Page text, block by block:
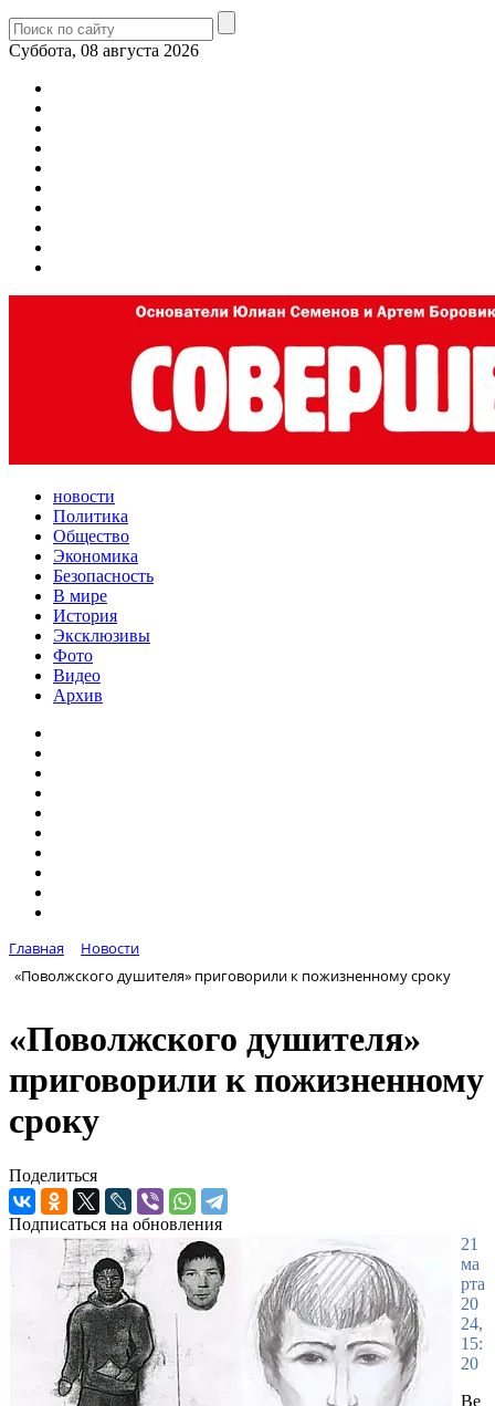
Суббота, 08 августа 2026
новости
Политика
Общество
Экономика
Безопасность
В мире
История
Эксклюзивы
Фото
Видео
Архив
Главная
Новости
«Поволжского душителя» приговорили к пожизненному сроку
«Поволжского душителя»
приговорили к пожизненному
сроку
Поделиться
Подписаться на обновления
21
ма
рта
20
24,
15:
20
Ве